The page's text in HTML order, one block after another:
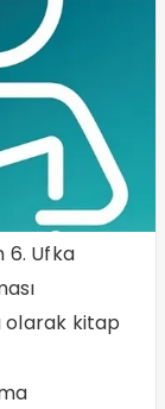
6. Ufka
olarak kitap